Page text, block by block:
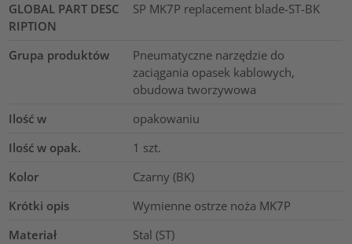
GLOBAL PART DESC
RIPTION
SP MK7P replacement blade-ST-BK
Grupa produktów
Pneumatyczne narzędzie do
zaciągania opasek kablowych,
obudowa tworzywowa
Ilość w
opakowaniu
Ilość w opak.
1 szt.
Kolor
Czarny (BK)
Krótki opis
Wymienne ostrze noża MK7P
Materiał
Stal (ST)